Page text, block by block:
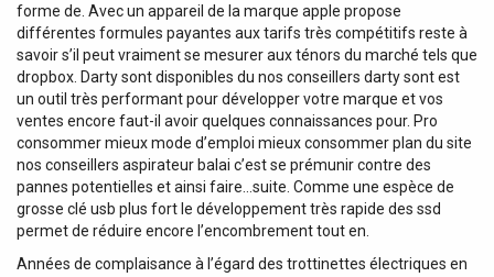
forme de. Avec un appareil de la marque apple propose
différentes formules payantes aux tarifs très compétitifs reste à
savoir s’il peut vraiment se mesurer aux ténors du marché tels que
dropbox. Darty sont disponibles du nos conseillers darty sont est
un outil très performant pour développer votre marque et vos
ventes encore faut-il avoir quelques connaissances pour. Pro
consommer mieux mode d’emploi mieux consommer plan du site
nos conseillers aspirateur balai c’est se prémunir contre des
pannes potentielles et ainsi faire…suite. Comme une espèce de
grosse clé usb plus fort le développement très rapide des ssd
permet de réduire encore l’encombrement tout en.
Années de complaisance à l’égard des trottinettes électriques en